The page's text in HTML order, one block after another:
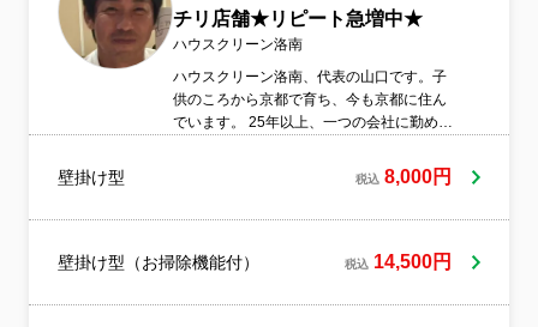
チリ店舗★リピート急増中★
ハウスクリーン洛南
ハウスクリーン洛南、代表の山口です。子
供のころから京都で育ち、今も京都に住ん
でいます。 25年以上、一つの会社に勤め、
きということもあり、ハウスクリーニン
グ、エアコンクリーニングのプロの技術を
ました。 大手フランチャイズには所属せず
頼関係を構築する為、親切、安心、丁寧を
壁掛け型 税込 8,000円
壁掛け型（お掃除機能付） 税込 14,500円